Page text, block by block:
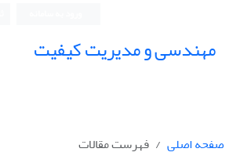
مهندسی و مدیریت کیفیت
صفحه اصلی
فهرست مقالات